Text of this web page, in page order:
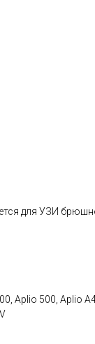
для УЗИ
Aplio 500, Aplio